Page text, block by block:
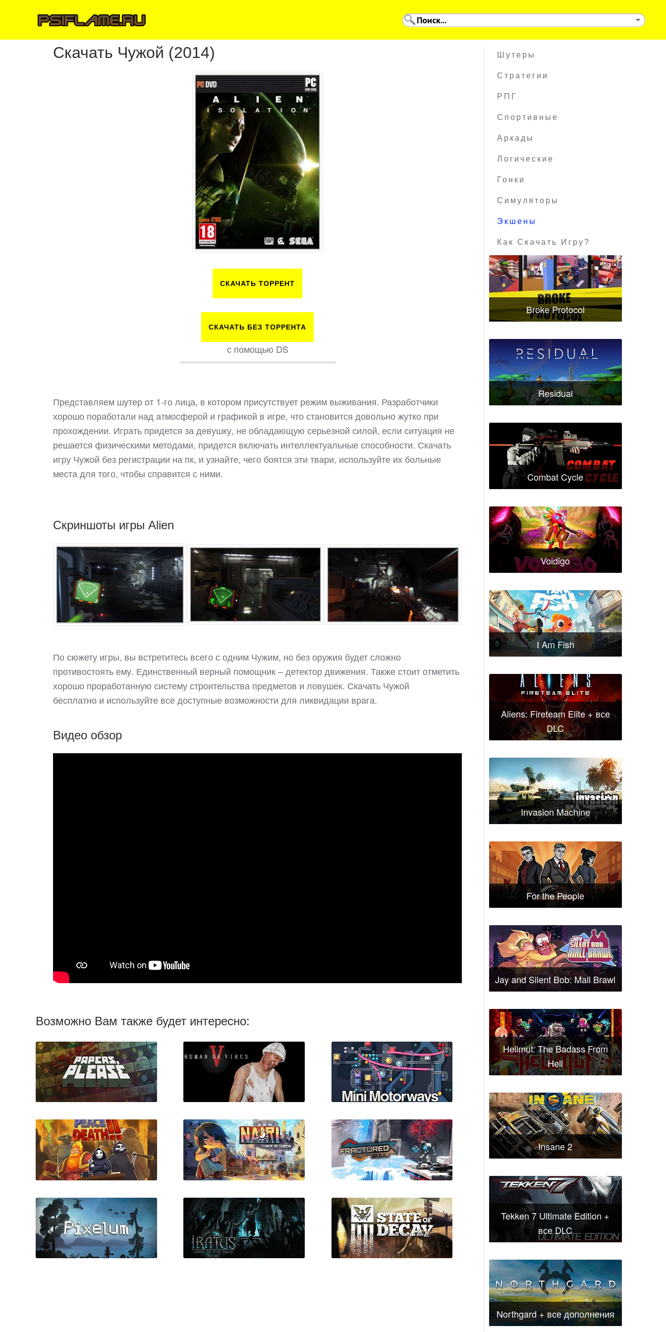
Скачать Чужой (2014)
СКАЧАТЬ ТОРРЕНТ
СКАЧАТЬ БЕЗ ТОРРЕНТА
с помощью DS
Представляем шутер от 1-го лица, в котором присутствует режим выживания. Разработчики
хорошо поработали над атмосферой и графикой в игре, что становится довольно жутко при
прохождении. Играть придется за девушку, не обладающую серьезной силой, если ситуация не
решается физическими методами, придется включать интеллектуальные способности. Скачать
игру Чужой без регистрации на пк, и узнайте, чего боятся эти твари, используйте их больные
места для того, чтобы справится с ними.
Скриншоты игры Alien
По сюжету игры, вы встретитесь всего с одним Чужим, но без оружия будет сложно
противостоять ему. Единственный верный помощник – детектор движения. Также стоит отметить
хорошо проработанную систему строительства предметов и ловушек. Скачать Чужой
бесплатно и используйте все доступные возможности для ликвидации врага.
Видео обзор
Возможно Вам также будет интересно:
Шутеры
Стратегии
РПГ
Спортивные
Аркады
Логические
Гонки
Симуляторы
Экшены
Как Скачать Игру?
Broke Protocol
Residual
Combat Cycle
Voidigo
I Am Fish
Aliens: Fireteam Elite + все
DLC
Invasion Machine
For the People
Jay and Silent Bob: Mall Brawl
Hellmut: The Badass From
Hell
Insane 2
Tekken 7 Ultimate Edition +
все DLC
Northgard + все дополнения